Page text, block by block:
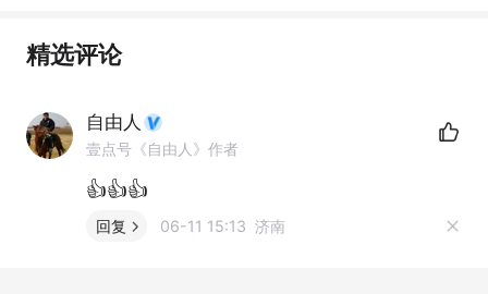
精选评论
自由人
壹点号《自由人》作者
👍👍👍
回复 06-11 15:13 济南